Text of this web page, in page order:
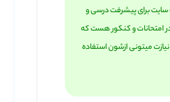
سایت برای پیشرفت درسی و
امتحانات و کنکور هست که
نیازت میتونی ازشون استفاده